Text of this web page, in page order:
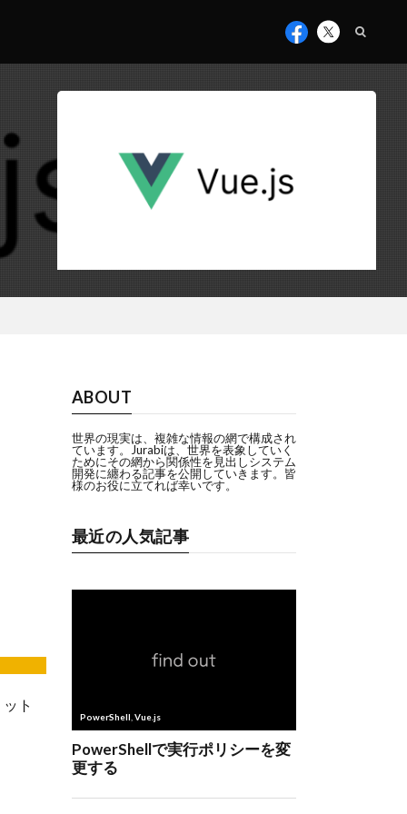
ト
ABOUT
世界の現実は、複雑な情報の網で構成され
ています。Jurabiは、世界を表象していく
ためにその網から関係性を見出しシステム
開発に纏わる記事を公開していきます。皆
様のお役に立てれば幸いです。
最近の人気記事